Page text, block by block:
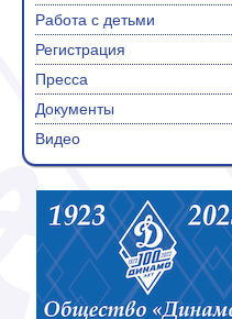
Работа с детьми
Регистрация
Пресса
Документы
Видео